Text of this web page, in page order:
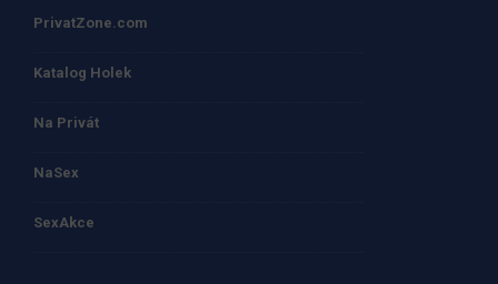
PrivatZone.com
Katalog Holek
Na Privát
NaSex
SexAkce